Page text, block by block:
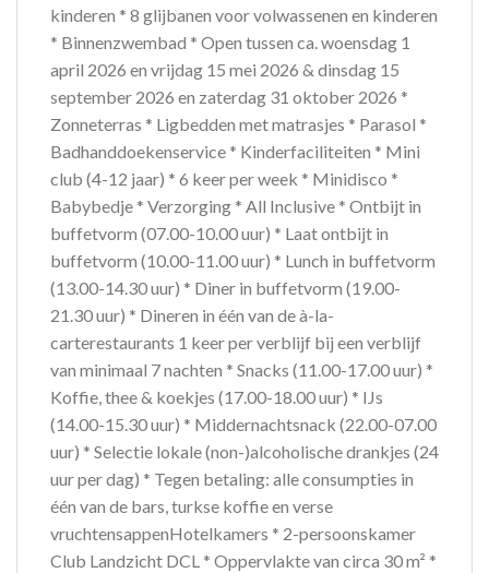
kinderen * 8 glijbanen voor volwassenen en kinderen
* Binnenzwembad * Open tussen ca. woensdag 1
april 2026 en vrijdag 15 mei 2026 & dinsdag 15
september 2026 en zaterdag 31 oktober 2026 *
Zonneterras * Ligbedden met matrasjes * Parasol *
Badhanddoekenservice * Kinderfaciliteiten * Mini
club (4-12 jaar) * 6 keer per week * Minidisco *
Babybedje * Verzorging * All Inclusive * Ontbijt in
buffetvorm (07.00-10.00 uur) * Laat ontbijt in
buffetvorm (10.00-11.00 uur) * Lunch in buffetvorm
(13.00-14.30 uur) * Diner in buffetvorm (19.00-
21.30 uur) * Dineren in één van de à-la-
carterestaurants 1 keer per verblijf bij een verblijf
van minimaal 7 nachten * Snacks (11.00-17.00 uur) *
Koffie, thee & koekjes (17.00-18.00 uur) * IJs
(14.00-15.30 uur) * Middernachtsnack (22.00-07.00
uur) * Selectie lokale (non-)alcoholische drankjes (24
uur per dag) * Tegen betaling: alle consumpties in
één van de bars, turkse koffie en verse
vruchtensappenHotelkamers * 2-persoonskamer
Club Landzicht DCL * Oppervlakte van circa 30 m² *